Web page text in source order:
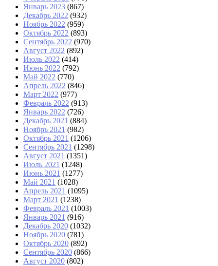
Январь 2023 (867)
Декабрь 2022 (932)
Ноябрь 2022 (959)
Октябрь 2022 (893)
Сентябрь 2022 (970)
Август 2022 (892)
Июль 2022 (414)
Июнь 2022 (792)
Май 2022 (770)
Апрель 2022 (846)
Март 2022 (977)
Февраль 2022 (913)
Январь 2022 (726)
Декабрь 2021 (884)
Ноябрь 2021 (982)
Октябрь 2021 (1206)
Сентябрь 2021 (1298)
Август 2021 (1351)
Июль 2021 (1248)
Июнь 2021 (1277)
Май 2021 (1028)
Апрель 2021 (1095)
Март 2021 (1238)
Февраль 2021 (1003)
Январь 2021 (916)
Декабрь 2020 (1032)
Ноябрь 2020 (781)
Октябрь 2020 (892)
Сентябрь 2020 (866)
Август 2020 (802)